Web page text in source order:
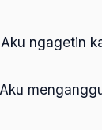
ngagetin